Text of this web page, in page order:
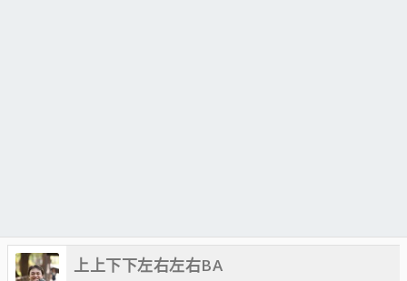
上上下下左右左右BA